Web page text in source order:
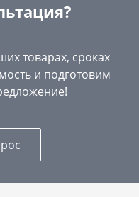
товарах, сроках
и подготовим